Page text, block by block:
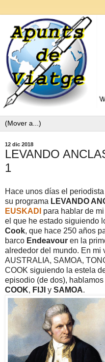
12 dic 2018
LEVANDO
1
Hace unos días el
su programa LEVANDO
EUSKADI para hablar de
el que he estado siguiendo
Cook, que hace 250 años
barco Endeavour en la
alrededor del mundo. En mi
AUSTRALIA, SAMOA,
COOK siguiendo la estela
episodio (de dos),
COOK, FIJI y SAMOA.